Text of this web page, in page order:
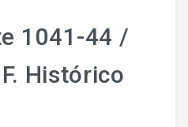
1041-44 /
Histórico